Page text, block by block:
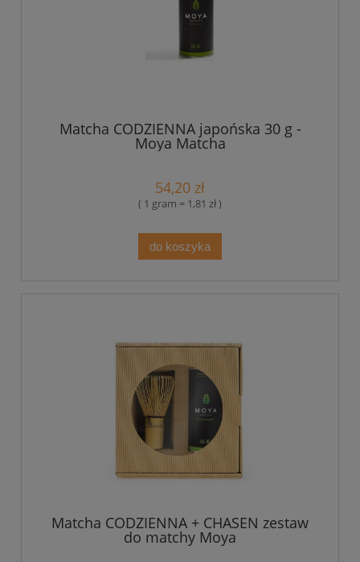
Matcha CODZIENNA japońska 30 g -
Moya Matcha
54,20 zł
( 1 gram = 1,81 zł )
do koszyka
Matcha CODZIENNA + CHASEN zestaw
do matchy Moya